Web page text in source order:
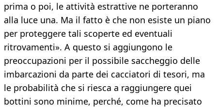
prima o poi, le attività estrattive ne porteranno
alla luce una. Ma il fatto è che non esiste un piano
per proteggere tali scoperte ed eventuali
ritrovamenti». A questo si aggiungono le
preoccupazioni per il possibile saccheggio delle
imbarcazioni da parte dei cacciatori di tesori, ma
le probabilità che si riesca a raggiungere quei
bottini sono minime, perché, come ha precisato